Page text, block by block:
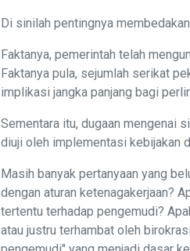
Di sinilah pentingnya
Faktanya, pemerintah telah
Faktanya pula, sejumlah serikat
implikasi jangka panjang bagi
Sementara itu, dugaan mengenai
diuji oleh implementasi kebijakan
Masih banyak pertanyaan yang
dengan aturan ketenagakerjaan?
tertentu terhadap pengemudi?
atau justru terhambat oleh